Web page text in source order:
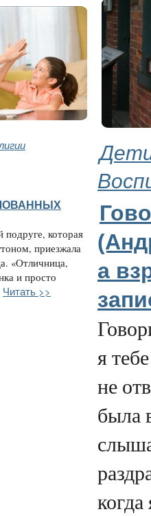
которая
приезжала
«Отличница,
и просто
Читать >>
а
я
не
была